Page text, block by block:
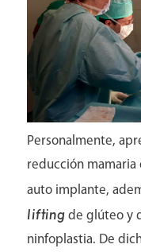
Personalmente,
reducción
auto implante,
lifting de glúteo y
ninfoplastia. De